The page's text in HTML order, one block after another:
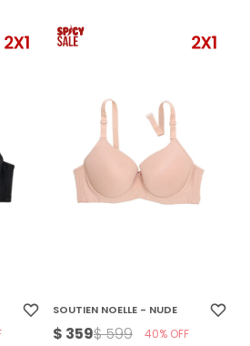
SOUTIEN NOELLE - NUDE
$ 359$599 40